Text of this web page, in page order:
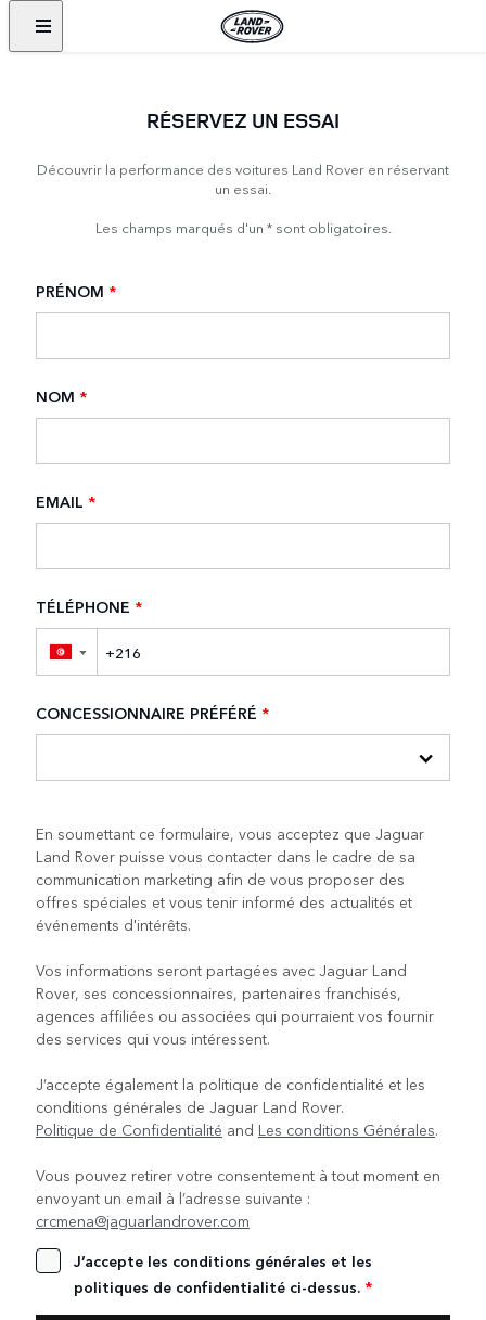
RÉSERVEZ UN ESSAI
Découvrir la performance des voitures Land Rover en réservant
un essai.
Les champs marqués d'un * sont obligatoires.
PRÉNOM *
NOM *
EMAIL *
TÉLÉPHONE *
▼
CONCESSIONNAIRE PRÉFÉRÉ *
En soumettant ce formulaire, vous acceptez que Jaguar
Land Rover puisse vous contacter dans le cadre de sa
communication marketing afin de vous proposer des
offres spéciales et vous tenir informé des actualités et
événements d'intérêts.
Vos informations seront partagées avec Jaguar Land
Rover, ses concessionnaires, partenaires franchisés,
agences affiliées ou associées qui pourraient vos fournir
des services qui vous intéressent.
J’accepte également la politique de confidentialité et les
conditions générales de Jaguar Land Rover.
Politique de Confidentialité and Les conditions Générales.
Vous pouvez retirer votre consentement à tout moment en
envoyant un email à l’adresse suivante :
crcmena@jaguarlandrover.com
J’accepte les conditions générales et les
politiques de confidentialité ci-dessus. *